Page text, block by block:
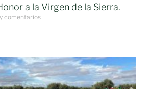
a la Virgen de la Sierra.
comentarios